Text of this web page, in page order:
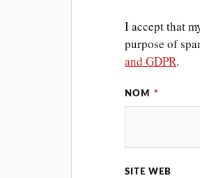
I accept that
purpose of
and GDPR.
NOM *
SITE WEB